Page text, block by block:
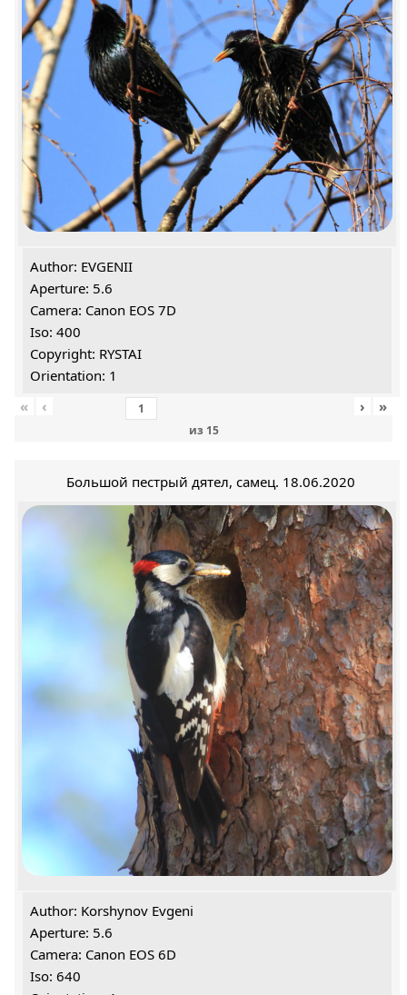
Author: EVGENII
Aperture: 5.6
Camera: Canon EOS 7D
Iso: 400
Copyright: RYSTAI
Orientation: 1
«
‹
из 15
› »
Большой пестрый дятел, самец. 18.06.2020
Author: Korshynov Evgeni
Aperture: 5.6
Camera: Canon EOS 6D
Iso: 640